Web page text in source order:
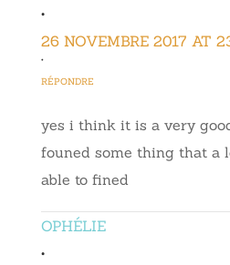
•
26 NOVEMBRE 2017 AT
•
RÉPONDRE
yes i think it is a very
founed some thing that a
able to fined
OPHÉLIE
•